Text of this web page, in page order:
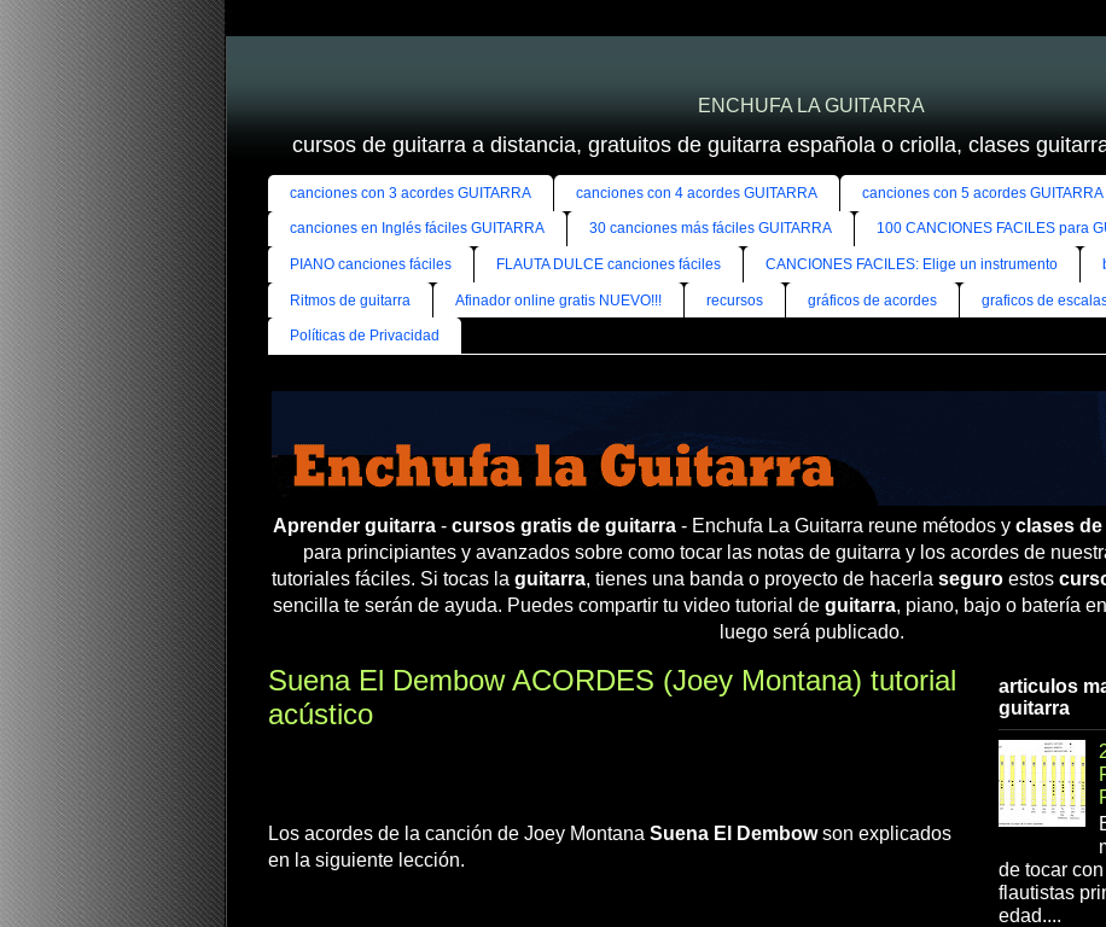
ENCHUFA LA GUITARRA
cursos de guitarra a distancia, gratuitos de guitarra española o criolla, clases
canciones con 3 acordes GUITARRA canciones con 4 acordes GUITARRA canciones con 5 acordes GUITARRA
canciones en Inglés fáciles GUITARRA 30 canciones más fáciles GUITARRA 100 CANCIONES FACILES para
PIANO canciones fáciles FLAUTA DULCE canciones fáciles CANCIONES FACILES: Elige un instrumento
Ritmos de guitarra Afinador online gratis NUEVO!!! recursos gráficos de acordes graficos de
Políticas de Privacidad
Aprender guitarra- cursos gratis de guitarra- Enchufa La Guitarra reune métodos y clases
para principiantes y avanzados sobre como tocar las notas de guitarra y los acordes de
tutoriales fáciles. Si tocas la guitarra, tienes una banda o proyecto de hacerla seguroestos
sencilla te serán de ayuda. Puedes compartir tu video tutorial de guitarra, piano, bajo o batería
luego será publicado.
Suena El Dembow ACORDES (Joey Montana) tutorial
acústico
Los acordes de la canción de Joey Montana Suena El Dembowson explicados
en la siguiente lección.
articulos
guitarra
de tocar
flautistas
edad....